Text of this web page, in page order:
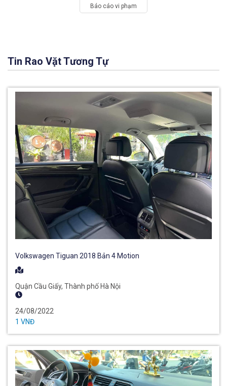
Báo cáo vi phạm
Tin Rao Vặt Tương Tự
Volkswagen Tiguan 2018 Bản 4 Motion
Quận Cầu Giấy, Thành phố Hà Nội
24/08/2022
1 VNĐ